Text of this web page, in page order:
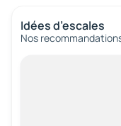
Idées d’escales
Nos